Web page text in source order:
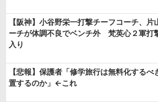
【阪神】小谷野栄一打撃チーフコーチ、片
ーチが体調不良でベンチ外 梵英心２軍打
入り
【悲報】保護者「修学旅行は無料化する
置するのか」←これ